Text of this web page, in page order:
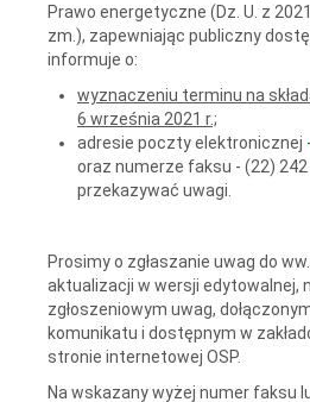
Prawo energetyczne (Dz. U. z
zm.), zapewniając publiczny
informuje o:
wyznaczeniu terminu na
6 września 2021 r.;
adresie poczty elektronicznej -
oraz numerze faksu - (22)
przekazywać uwagi.
Prosimy o zgłaszanie uwag do
aktualizacji w wersji edytowalnej,
zgłoszeniowym uwag,
komunikatu i dostępnym w
stronie internetowej OSP.
Na wskazany wyżej numer faksu